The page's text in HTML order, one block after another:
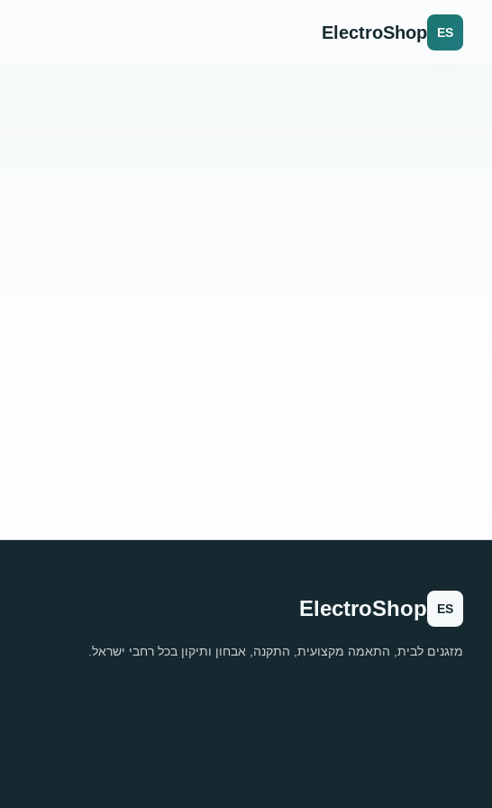
ES
ElectroShop
ES
ElectroShop
מזגנים לבית, התאמה מקצועית, התקנה, אבחון ותיקון בכל רחבי ישראל.